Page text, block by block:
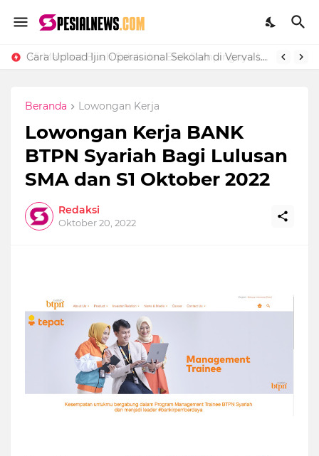
Cara Upload Ijin Operasional Sekolah di Vervalsp Secara Online
Beranda Lowongan Kerja
Lowongan Kerja BANK
BTPN Syariah Bagi Lulusan
SMA dan S1 Oktober 2022
Redaksi
Oktober 20, 2022